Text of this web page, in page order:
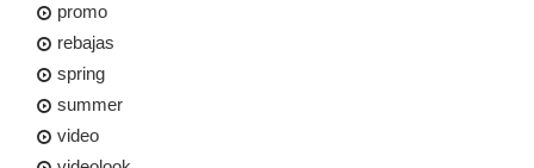
promo
rebajas
spring
summer
video